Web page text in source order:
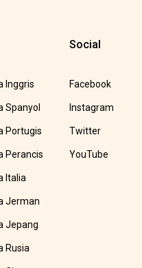
Inggris
Spanyol
Portugis
Perancis
Italia
Jerman
Jepang
Rusia
Social
Facebook
Instagram
Twitter
YouTube